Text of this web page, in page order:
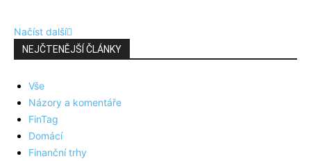
Načíst další
NEJČTENĚJŠÍ ČLÁNKY
Vše
Názory a komentáře
FinTag
Domácí
Finanční trhy